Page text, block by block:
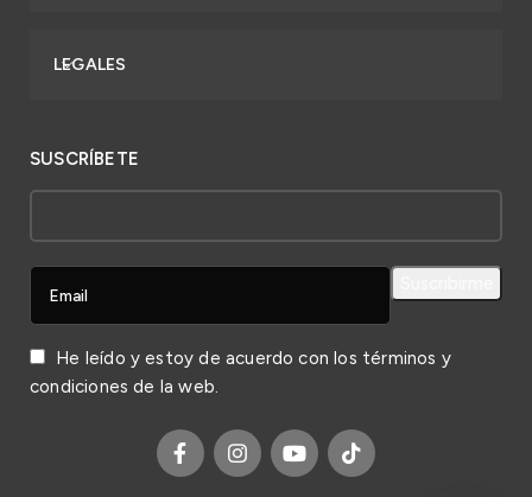
LEGALES
SUSCRÍBETE
He leído y estoy de acuerdo con los términos y
condiciones de la web.